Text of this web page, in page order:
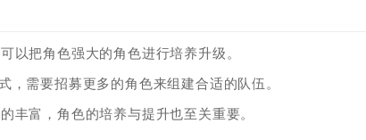
以把角色强大的角色进行培养升级。
需要招募更多的角色来组建合适的队伍。
丰富，角色的培养与提升也至关重要。